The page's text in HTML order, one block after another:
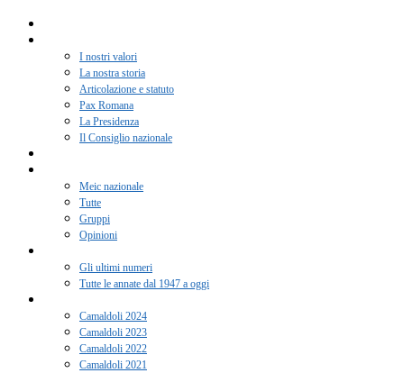
I nostri valori
La nostra storia
Articolazione e statuto
Pax Romana
La Presidenza
Il Consiglio nazionale
Meic nazionale
Tutte
Gruppi
Opinioni
Gli ultimi numeri
Tutte le annate dal 1947 a oggi
Camaldoli 2024
Camaldoli 2023
Camaldoli 2022
Camaldoli 2021